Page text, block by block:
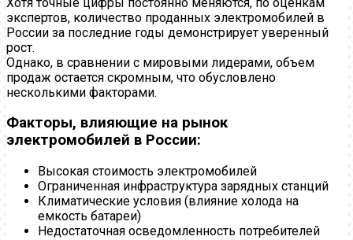
экспертов, количество проданных электромобилей в
России за последние годы демонстрирует уверенный
рост.
Однако, в сравнении с мировыми лидерами, объем
продаж остается скромным, что обусловлено
несколькими факторами.
Факторы, влияющие на рынок
электромобилей в России:
Высокая стоимость электромобилей
Ограниченная инфраструктура зарядных станций
Климатические условия (влияние холода на
емкость батареи)
Недостаточная осведомленность потребителей